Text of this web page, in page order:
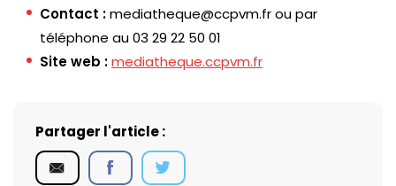
Contact :mediatheque@ccpvm.fr ou par
téléphone au 03 29 22 50 01
Site web :mediatheque.ccpvm.fr
Partager l'article :